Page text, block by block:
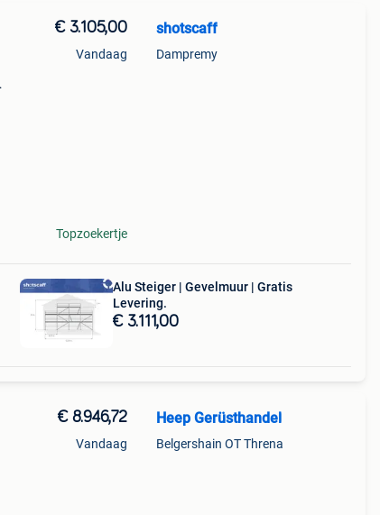
€ 3.105,00
Vandaag
Topzoekertje
shotscaff
Dampremy
Alu Steiger | Gevelmuur | Gratis
Levering.
€ 3.111,00
€ 8.946,72
Vandaag
Heep Gerüsthandel
Belgershain OT Threna